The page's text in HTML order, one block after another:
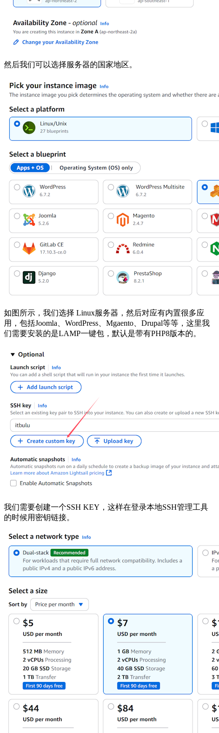
然后我们可以选择服务器的国家地区。
如图所示，我们选择 Linux服务器，然后对应有内置很多应
用，包括Joomla、WordPress、Mgaento、Drupal等等，这里我
们需要安装的是LAMP一键包，默认是带有PHP8版本的。
我们需要创建一个SSH KEY，这样在登录本地SSH管理工具
的时候用密钥链接。